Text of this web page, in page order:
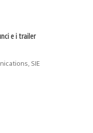
e i trailer
SIE